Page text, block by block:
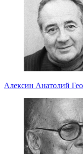
Алексин Анатолий